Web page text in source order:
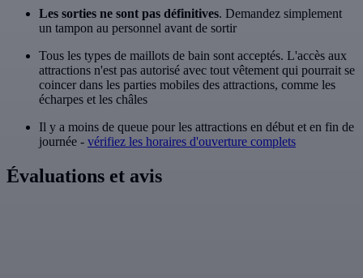
Les sorties ne sont pas définitives. Demandez simplement
un tampon au personnel avant de sortir
Tous les types de maillots de bain sont acceptés. L'accès aux
attractions n'est pas autorisé avec tout vêtement qui pourrait se
coincer dans les parties mobiles des attractions, comme les
écharpes et les châles
Il y a moins de queue pour les attractions en début et en fin de
journée - vérifiez les horaires d'ouverture complets
Évaluations et avis